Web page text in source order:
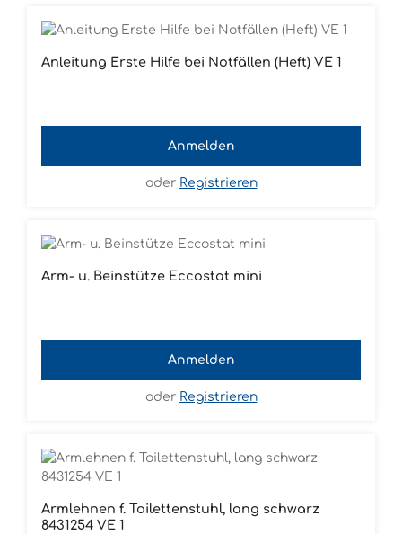
Anleitung Erste Hilfe bei Notfällen (Heft) VE 1
Anmelden
oder Registrieren
Arm- u. Beinstütze Eccostat mini
Anmelden
oder Registrieren
Armlehnen f. Toilettenstuhl, lang schwarz
8431254 VE 1